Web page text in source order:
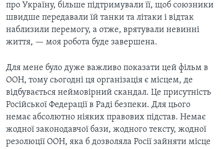
про Україну, більше підтримували її, щоб союзники
швидше передавали їй танки та літаки і відтак
наблизили перемогу, а отже, врятували невинні
життя, — моя робота буде завершена.
Для мене було дуже важливо показати цей фільм в
ООН, тому сьогодні ця організація є місцем, де
відбувається неймовірний скандал. Це присутність
Російської Федерації в Раді безпеки. Для цього
немає абсолютно ніяких правових підстав. Немає
жодної законодавчої бази, жодного тексту, жодної
резолюції ООН, яка б дозволяла Росії зайняти місце